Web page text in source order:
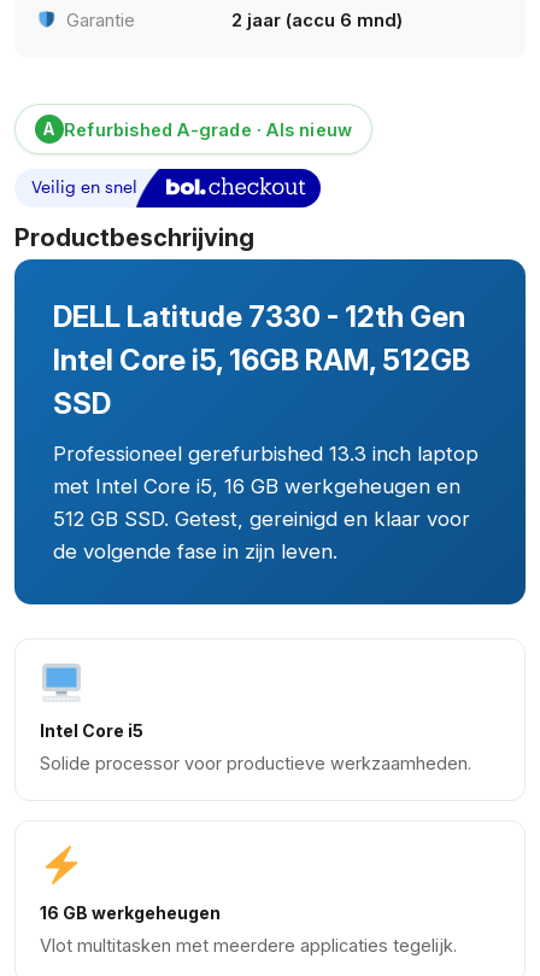
Garantie
2 jaar (accu 6 mnd)
A Refurbished A-grade · Als nieuw
Productbeschrijving
DELL Latitude 7330 - 12th Gen
Intel Core i5, 16GB RAM, 512GB
SSD
Professioneel gerefurbished 13.3 inch laptop
met Intel Core i5, 16 GB werkgeheugen en
512 GB SSD. Getest, gereinigd en klaar voor
de volgende fase in zijn leven.
Intel Core i5
Solide processor voor productieve werkzaamheden.
16 GB werkgeheugen
Vlot multitasken met meerdere applicaties tegelijk.